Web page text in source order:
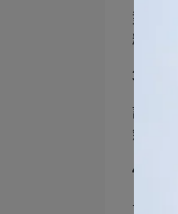
對於
粉刺和
3.
許多
然，減
4.
長時間